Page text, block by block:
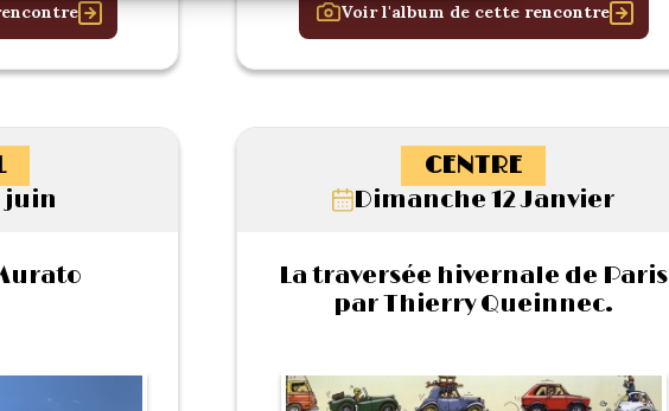
Voir l'album de cette rencontre
juin
CENTRE
Dimanche 12 Janvier
La traversée hivernale de Paris
par Thierry Queinnec.